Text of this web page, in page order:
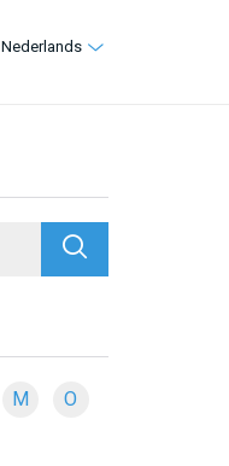
Nederlands
Search
M O